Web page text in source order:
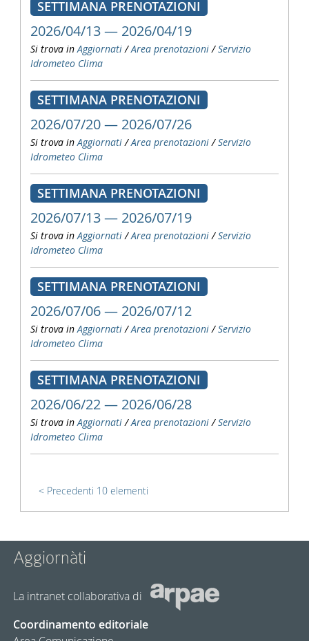
SETTIMANA PRENOTAZIONI
2026/04/13 — 2026/04/19
Si trova in Aggiornati /Area prenotazioni /Servizio
Idrometeo Clima
SETTIMANA PRENOTAZIONI
2026/07/20 — 2026/07/26
Si trova in Aggiornati /Area prenotazioni /Servizio
Idrometeo Clima
SETTIMANA PRENOTAZIONI
2026/07/13 — 2026/07/19
Si trova in Aggiornati /Area prenotazioni /Servizio
Idrometeo Clima
SETTIMANA PRENOTAZIONI
2026/07/06 — 2026/07/12
Si trova in Aggiornati /Area prenotazioni /Servizio
Idrometeo Clima
SETTIMANA PRENOTAZIONI
2026/06/22 — 2026/06/28
Si trova in Aggiornati /Area prenotazioni /Servizio
Idrometeo Clima
Precedenti 10 elementi
Aggiornàti
La intranet collaborativa di
Coordinamento editoriale